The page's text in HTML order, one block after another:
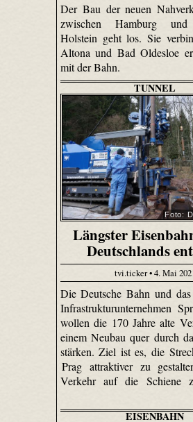
Der Bau der neuen
zwischen Hamburg und
Holstein geht los. Sie
Altona und Bad Oldesloe
mit der Bahn.
TUNNEL
Foto:
Längster
Deutschlands
tvi.ticker • 4. Mai
Die Deutsche Bahn und das
Infrastrukturunternehmen
wollen die 170 Jahre alte
einem Neubau quer durch
stärken. Ziel ist es, die
Prag attraktiver zu
Verkehr auf die Schiene
EISENBAHN